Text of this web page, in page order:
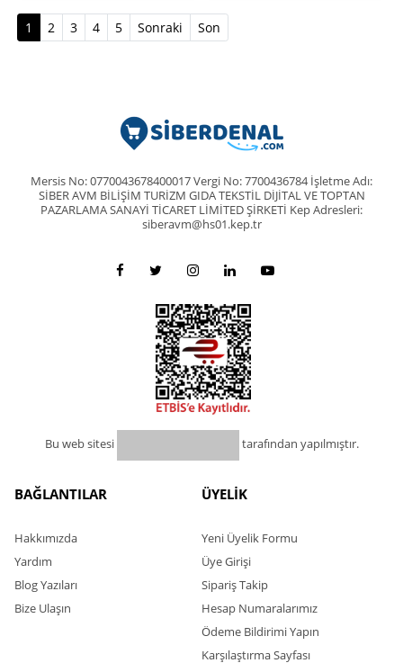
1 (current)
2 3 4 5 Sonraki Son
Mersis No: 0770043678400017 Vergi No: 7700436784 İşletme Adı:
SİBER AVM BİLİŞİM TURİZM GIDA TEKSTİL DİJİTAL VE TOPTAN
PAZARLAMA SANAYİ TİCARET LİMİTED ŞİRKETİ Kep Adresleri:
siberavm@hs01.kep.tr
Bu web sitesi tarafından yapılmıştır.
BAĞLANTILAR
Hakkımızda
Yardım
Blog Yazıları
Bize Ulaşın
ÜYELİK
Yeni Üyelik Formu
Üye Girişi
Sipariş Takip
Hesap Numaralarımız
Ödeme Bildirimi Yapın
Karşılaştırma Sayfası